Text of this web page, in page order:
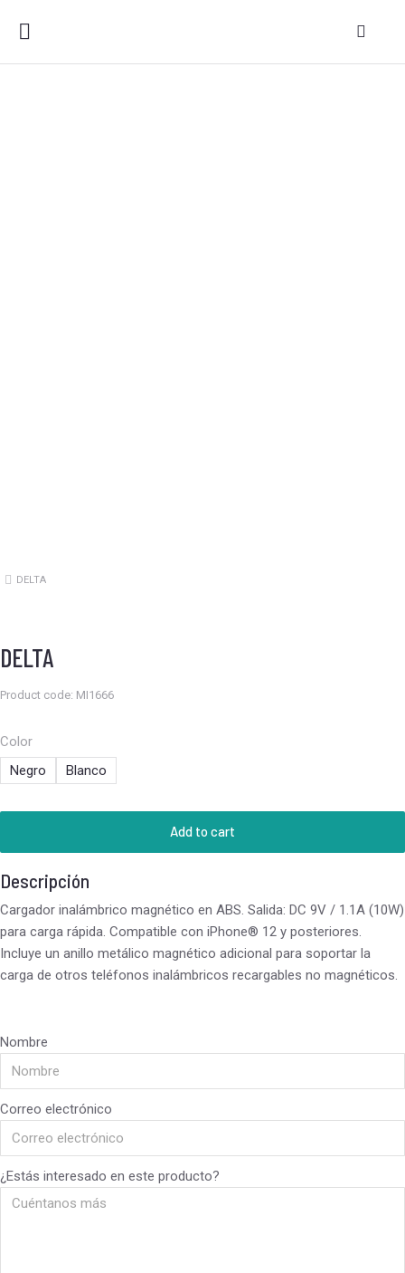
Estás aquí:
DELTA
DELTA
Product code: MI1666
Color
Negro
Blanco
Add to cart
Descripción
Cargador inalámbrico magnético en ABS. Salida: DC 9V / 1.1A (10W)
para carga rápida. Compatible con iPhone® 12 y posteriores.
Incluye un anillo metálico magnético adicional para soportar la
carga de otros teléfonos inalámbricos recargables no magnéticos.
Nombre
Correo electrónico
¿Estás interesado en este producto?